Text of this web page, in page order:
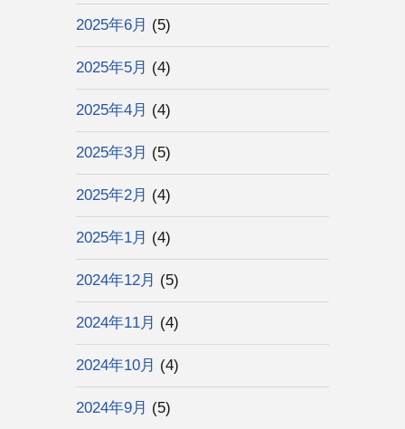
2025年6月 (5)
2025年5月 (4)
2025年4月 (4)
2025年3月 (5)
2025年2月 (4)
2025年1月 (4)
2024年12月 (5)
2024年11月 (4)
2024年10月 (4)
2024年9月 (5)